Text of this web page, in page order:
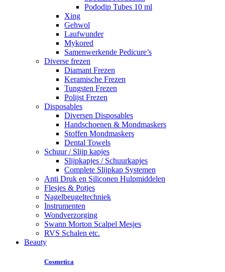
Pododip Tubes 10 ml
Xing
Gehwol
Laufwunder
Mykored
Samenwerkende Pedicure’s
Diverse frezen
Diamant Frezen
Keramische Frezen
Tungsten Frezen
Polijst Frezen
Disposables
Diversen Disposables
Handschoenen & Mondmaskers
Stoffen Mondmaskers
Dental Towels
Schuur / Slijp kapjes
Slijpkapjes / Schuurkapjes
Complete Slijpkap Systemen
Anti Druk en Siliconen Hulpmiddelen
Flesjes & Potjes
Nagelbeugeltechniek
Instrumenten
Wondverzorging
Swann Morton Scalpel Mesjes
RVS Schalen etc.
Beauty
Cosmetica